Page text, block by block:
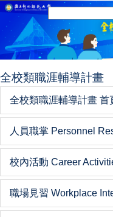
跳
到
主
要
容
區
全校類職涯輔導計畫
全校類職涯輔導計畫 首
人員職掌 Personnel
校內活動 Career
職場見習 Workplace